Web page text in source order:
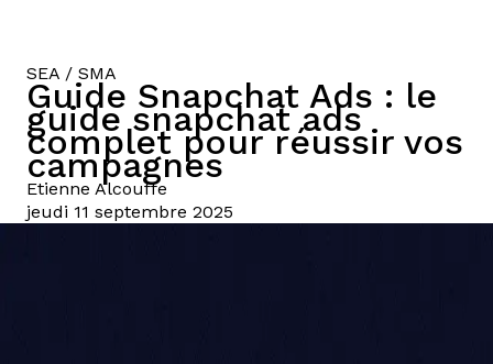
SEA / SMA
Guide Snapchat Ads : le
guide snapchat ads
complet pour réussir vos
campagnes
Etienne Alcouffe
jeudi 11 septembre 2025